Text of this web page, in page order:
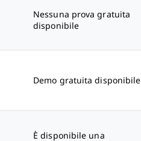
Nessuna prova gratuita
disponibile
Demo gratuita disponibile
È disponibile una